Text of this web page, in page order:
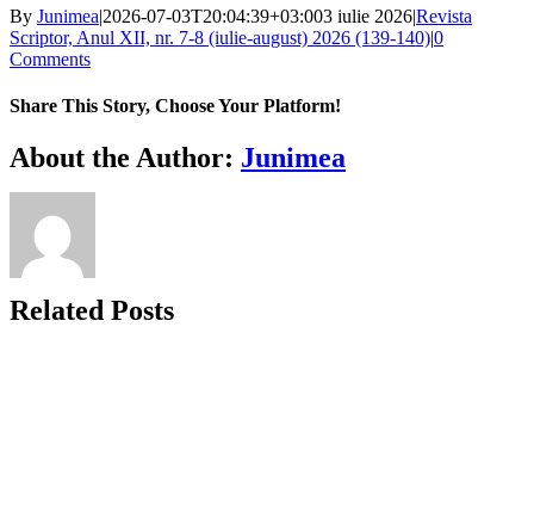
By Junimea|2026-07-03T20:04:39+03:003 iulie 2026|Revista
Scriptor, Anul XII, nr. 7-8 (iulie-august) 2026 (139-140)|0
Comments
Share This Story, Choose Your Platform!
Facebook
X
Bluesky
Reddit
LinkedIn
WhatsApp
Telegram
Tumblr
Xing
Email
Copy
Link
About the Author: Junimea
Related Posts